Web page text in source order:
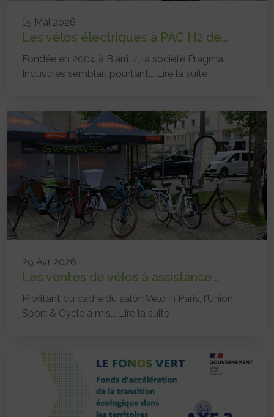
15 Mai 2026
Les vélos électriques à PAC H2 de...
Fondée en 2004 à Biarritz, la société Pragma
Industries semblait pourtant... Lire la suite
29 Avr 2026
Les ventes de vélos à assistance...
Profitant du cadre du salon Vélo in Paris, l’Union
Sport & Cycle a mis... Lire la suite